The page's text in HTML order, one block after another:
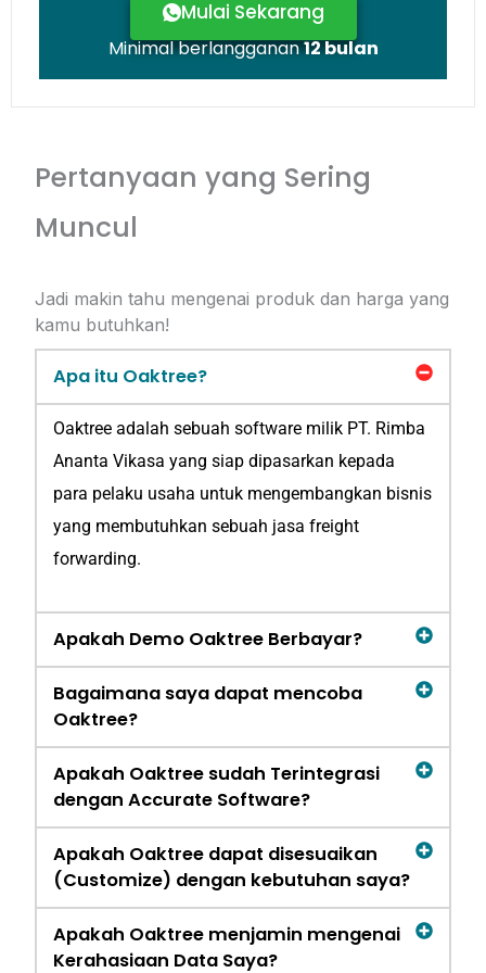
Mulai Sekarang
Minimal berlangganan12 bulan
Berlangganan Sekarang!
Rp2.400.000 / bulan
Minimal berlangganan12 bulan
Pertanyaan yang Sering
Muncul
Jadi makin tahu mengenai produk dan harga yang
kamu butuhkan!
Apa itu Oaktree?
Oaktree adalah sebuah software milik PT. Rimba
Ananta Vikasa yang siap dipasarkan kepada
para pelaku usaha untuk mengembangkan bisnis
yang membutuhkan sebuah jasa freight
forwarding.
Apakah Demo Oaktree Berbayar?
Bagaimana saya dapat mencoba
Oaktree?
Apakah Oaktree sudah Terintegrasi
dengan Accurate Software?
Apakah Oaktree dapat disesuaikan
(Customize) dengan kebutuhan saya?
Apakah Oaktree menjamin mengenai
Kerahasiaan Data Saya?